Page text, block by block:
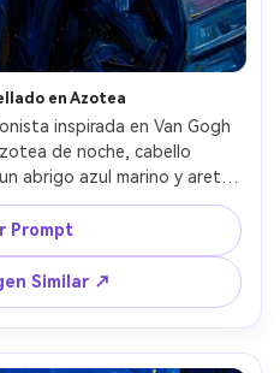
en Azotea
inspirada en Van Gogh
de noche, cabello
abrigo azul marino y aretes
cielo de Noche Estrellada
y nubes azules
ciudad abajo en pinceladas
de impasto, colores
expresión emocional pero
ritmo dinámico de
profundidad de campo --ar
Prompt
Similar ↗